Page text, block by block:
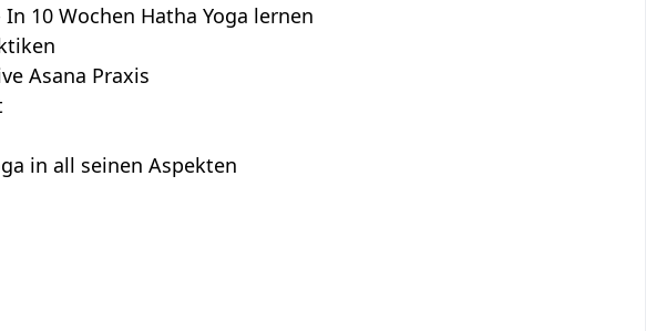
In 10 Wochen Hatha Yoga lernen
Asana Praxis
in all seinen Aspekten